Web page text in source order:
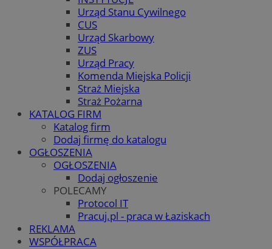
Urząd Stanu Cywilnego
CUS
Urząd Skarbowy
ZUS
Urząd Pracy
Komenda Miejska Policji
Straż Miejska
Straż Pożarna
KATALOG FIRM
Katalog firm
Dodaj firmę do katalogu
OGŁOSZENIA
OGŁOSZENIA
Dodaj ogłoszenie
POLECAMY
Protocol IT
Pracuj.pl - praca w Łaziskach
REKLAMA
WSPÓŁPRACA